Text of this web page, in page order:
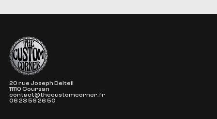
The Custom Corner
20 rue Joseph Delteil
11110 Coursan
contact@thecustomcorner.fr
06 23 56 26 50